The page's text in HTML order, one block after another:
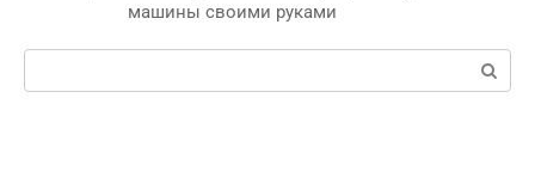
машины своими руками
Поиск: